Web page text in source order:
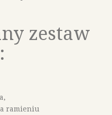
zestaw
ramieniu